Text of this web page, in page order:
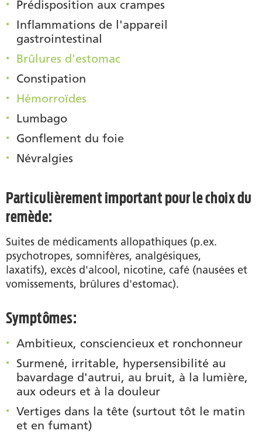
Prédisposition aux crampes
Inflammations de l'appareil
gastrointestinal
Brûlures d'estomac
Constipation
Hémorroïdes
Lumbago
Gonflement du foie
Névralgies
Particulièrement important pour le choix du
remède:
Suites de médicaments allopathiques (p.ex.
psychotropes, somnifères, analgésiques,
laxatifs), excès d'alcool, nicotine, café (nausées et
vomissements, brûlures d'estomac).
Symptômes:
Ambitieux, consciencieux et ronchonneur
Surmené, irritable, hypersensibilité au
bavardage d'autrui, au bruit, à la lumière,
aux odeurs et à la douleur
Vertiges dans la tête (surtout tôt le matin
et en fumant)